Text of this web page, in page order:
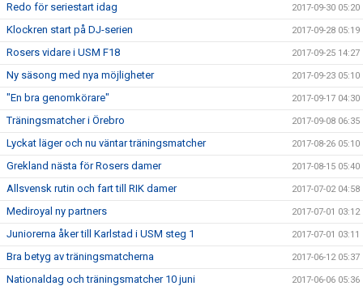
Redo för seriestart idag 2017-09-30 05:20
Klockren start på DJ-serien 2017-09-28 05:19
Rosers vidare i USM F18 2017-09-25 14:27
Ny säsong med nya möjligheter 2017-09-23 05:10
"En bra genomkörare" 2017-09-17 04:30
Träningsmatcher i Örebro 2017-09-08 06:35
Lyckat läger och nu väntar träningsmatcher 2017-08-26 05:10
Grekland nästa för Rosers damer 2017-08-15 05:40
Allsvensk rutin och fart till RIK damer 2017-07-02 04:58
Mediroyal ny partners 2017-07-01 03:12
Juniorerna åker till Karlstad i USM steg 1 2017-07-01 03:11
Bra betyg av träningsmatcherna 2017-06-12 05:37
Nationaldag och träningsmatcher 10 juni 2017-06-06 05:36